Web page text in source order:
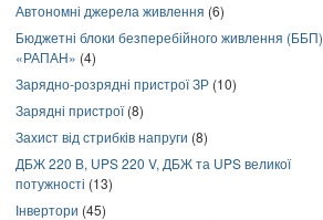
Автономні джерела живлення (6)
Бюджетні блоки безперебійного живлення (ББП)
«РАПАН» (4)
Зарядно-розрядні пристрої ЗР (10)
Зарядні пристрої(8)
Захист від стрибків напруги (8)
ДБЖ 220 В, UPS 220 V, ДБЖ та UPS великої
потужності (13)
Інвертори (45)